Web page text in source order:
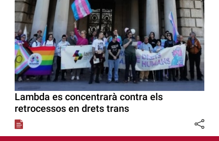
Lambda es concentrarà contra els
retrocessos en drets trans